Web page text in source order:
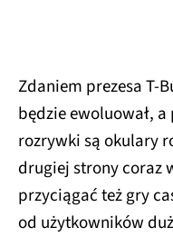
Zdaniem prezesa T-
będzie ewoluował,
rozrywki są okulary
drugiej strony coraz
przyciągać też gry
od użytkowników